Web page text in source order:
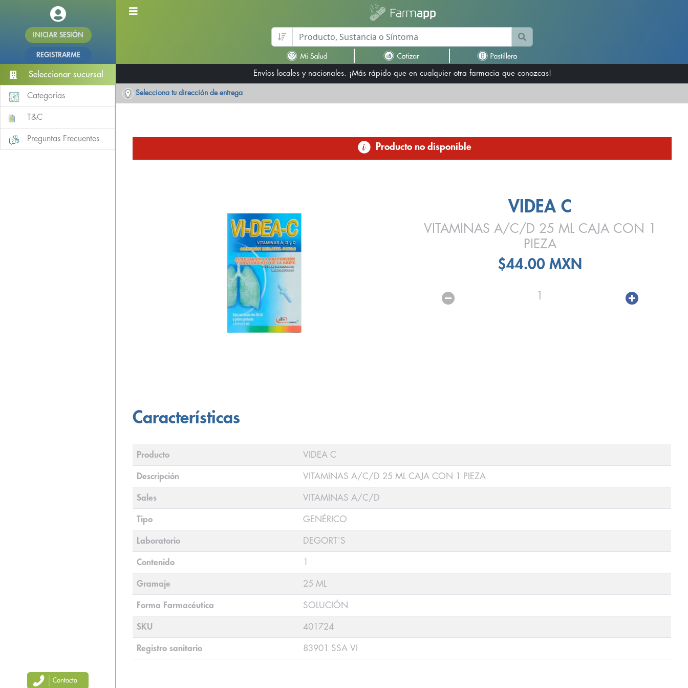
INICIAR SESIÓN
REGISTRARME
Seleccionar sucursal
Categorías
T&C
Preguntas Frecuentes
Envíos locales y nacionales. ¡Más rápido que en cualquier otra farmacia que conozcas!
Selecciona tu dirección de entrega
Producto no disponible
VIDEA C
VITAMINAS A/C/D 25 ML CAJA CON 1
PIEZA
$44.00 MXN
1
Características
Producto VIDEA C
Descripción VITAMINAS A/C/D 25 ML CAJA CON 1 PIEZA
Sales VITAMINAS A/C/D
Tipo GENÉRICO
Laboratorio DEGORT´S
Contenido 1
Gramaje 25 ML
Forma Farmacéutica SOLUCIÓN
SKU 401724
Registro sanitario 83901 SSA VI